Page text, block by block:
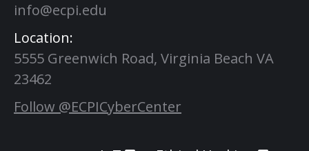
info@ecpi.edu
Location:
5555 Greenwich Road, Virginia Beach VA
23462
Follow @ECPICyberCenter